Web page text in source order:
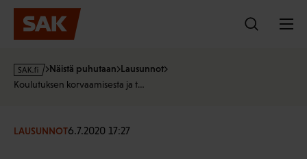
Hyppää
sisältöön
s
a
f
Näistä puhutaan Lausunnot
Koulutuksen korvaamisesta ja t…
LAUSUNNOT6.7.2020 17:27